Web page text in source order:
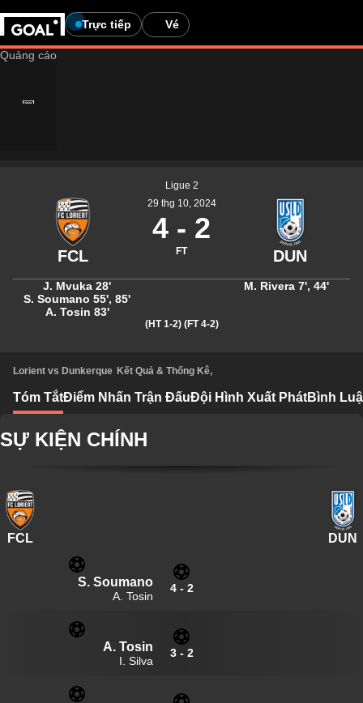
Trực tiếp Vé
Ligue 2
29 thg 10, 2024
4 - 2
FT
J. Mvuka 28'
S. Soumano 55', 85'
A. Tosin 83'
M. Rivera 7', 44'
(HT 1-2) (FT 4-2)
Lorient vs Dunkerque Kết Quả & Thống Kê,
Tóm TắtĐiểm Nhấn Trận ĐấuĐội Hình Xuất PhátBình
SỰ KIỆN CHÍNH
FCL DUN
S. Soumano
A. Tosin
4- 2
A. Tosin
I. Silva
3- 2